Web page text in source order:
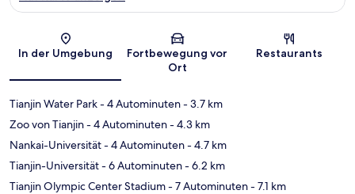
In der Umgebung
Fortbewegung vor
Ort
Restaurants
Tianjin Water Park- 4 Autominuten- 3.7 km
Zoo von Tianjin- 4 Autominuten- 4.3 km
Nankai-Universität- 4 Autominuten- 4.7 km
Tianjin-Universität- 6 Autominuten- 6.2 km
Tianjin Olympic Center Stadium- 7 Autominuten- 7.1 km